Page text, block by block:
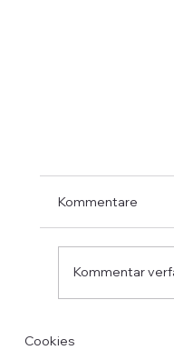
Zahlungen
den
Kommentare
Kommentar
Cookies